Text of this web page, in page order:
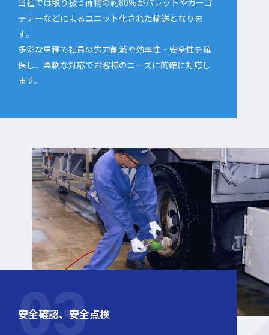
当社では取り扱う荷物の約80%がパレットやカーゴ
テナーなどによるユニット化された輸送となりま
す。
多彩な車種で社員の労力削減や効率性・安全性を確
保し、柔軟な対応でお客様のニーズに的確に対応し
ます。
安全確認、安全点検